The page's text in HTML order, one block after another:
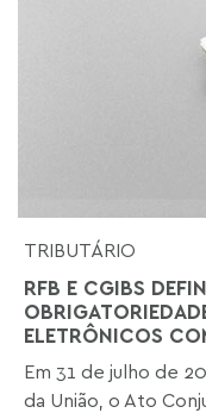
TRIBUTÁRIO
RFB E CGIBS
ELETRÔNICOS
Em 31 de julho de
da União, o Ato